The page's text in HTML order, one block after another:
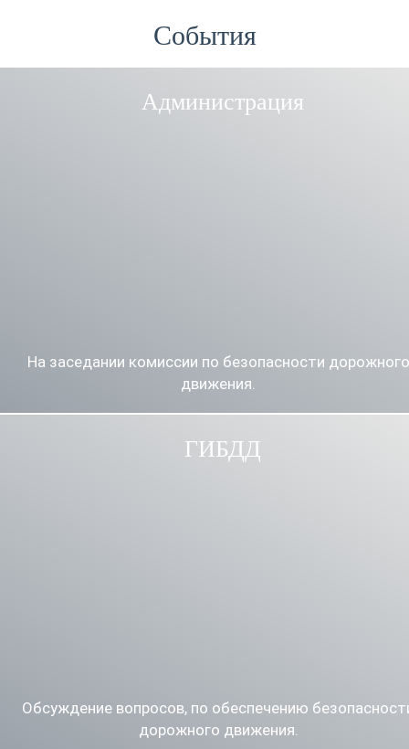
События
Администрация
На заседании комиссии по безопасности дорожного
движения.
ГИБДД
Обсуждение вопросов, по обеспечению
дорожного движения.